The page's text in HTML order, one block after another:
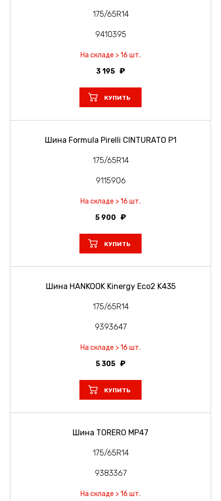
175/65R14
9410395
На складе > 16 шт.
3 195
КУПИТЬ
Шина Formula Pirelli CINTURATO P1
175/65R14
9115906
На складе > 16 шт.
5 900
КУПИТЬ
Шина HANKOOK Kinergy Eco2 K435
175/65R14
9393647
На складе > 16 шт.
5 305
КУПИТЬ
Шина TORERO MP47
175/65R14
9383367
На складе > 16 шт.